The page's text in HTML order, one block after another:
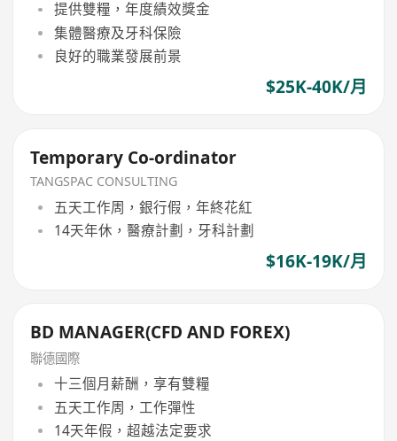
提供雙糧，年度績效獎金
集體醫療及牙科保險
良好的職業發展前景
$25K-40K/月
Temporary Co-ordinator
TANGSPAC CONSULTING
五天工作周，銀行假，年終花紅
14天年休，醫療計劃，牙科計劃
$16K-19K/月
BD MANAGER(CFD AND FOREX)
聯德國際
十三個月薪酬，享有雙糧
五天工作周，工作彈性
14天年假，超越法定要求